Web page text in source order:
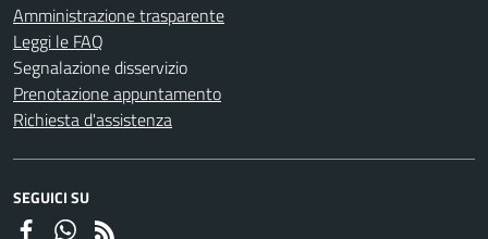
Amministrazione trasparente
Leggi le FAQ
Segnalazione disservizio
Prenotazione appuntamento
Richiesta d'assistenza
SEGUICI SU